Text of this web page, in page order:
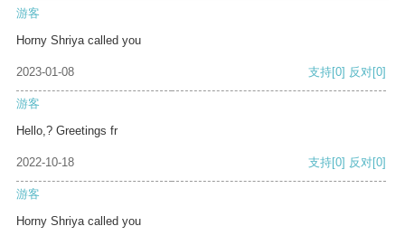
游客
Horny Shriya called you
2023-01-08 支持[0] 反对[0]
游客
Hello,? Greetings fr
2022-10-18 支持[0] 反对[0]
游客
Horny Shriya called you